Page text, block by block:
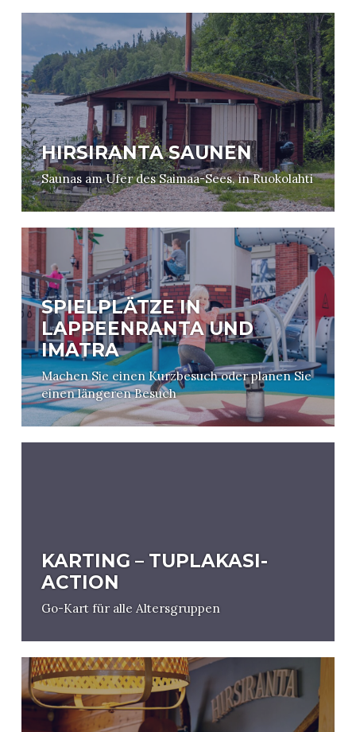
HIRSIRANTA SAUNEN
Saunas am Ufer des Saimaa-Sees, in Ruokolahti
SPIELPLÄTZE IN
LAPPEENRANTA UND
IMATRA
Machen Sie einen Kurzbesuch oder planen Sie
einen längeren Besuch
KARTING – TUPLAKASI-
ACTION
Go-Kart für alle Altersgruppen